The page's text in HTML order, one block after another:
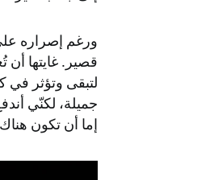
ورغم إصراره
قصير. غايتها أن
لتبقى وتؤثر في
جميلة، لكنّي
إما أن تكون